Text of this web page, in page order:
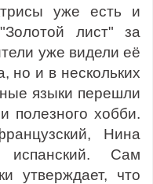
уже есть и
лист" за
уже видели её
но и в нескольких
языки перешли
полезного хобби.
Нина
Сам
утверждает, что